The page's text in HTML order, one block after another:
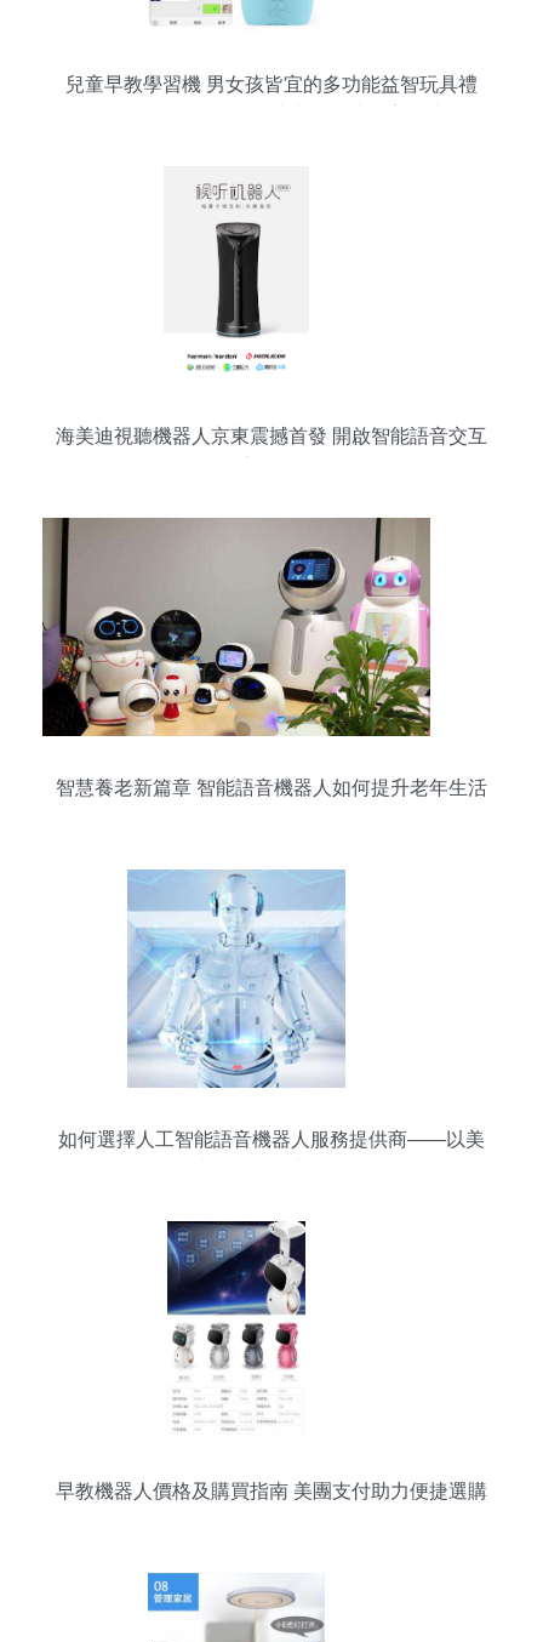
兒童早教學習機 男女孩皆宜的多功能益智玩具禮
海美迪視聽機器人京東震撼首發 開啟智能語音交互
智慧養老新篇章 智能語音機器人如何提升老年生活
如何選擇人工智能語音機器人服務提供商——以美
早教機器人價格及購買指南 美團支付助力便捷選購